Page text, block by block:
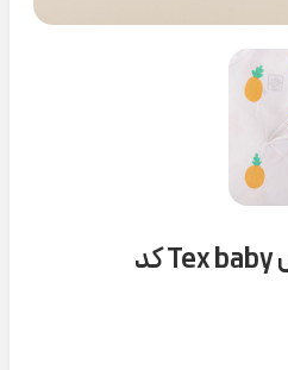
تیشرت سفید آناناس Tex baby کد